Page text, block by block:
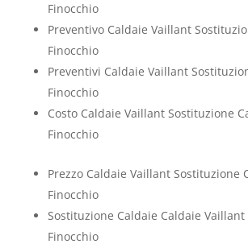
Finocchio
Preventivo Caldaie Vaillant
Finocchio
Preventivi Caldaie Vaillant
Finocchio
Costo Caldaie Vaillant Sostituzione
Finocchio
Prezzo Caldaie Vaillant Sostituzione
Finocchio
Sostituzione Caldaie Caldaie Vaillant
Finocchio